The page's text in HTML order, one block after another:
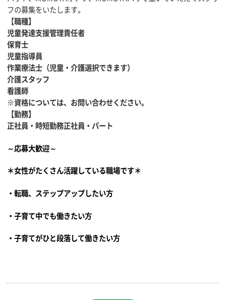
フの募集をいたします。
【職種】
児童発達支援管理責任者
保育士
児童指導員
作業療法士（児童・介護選択できます）
介護スタッフ
看護師
※資格については、お問い合わせください。
【勤務】
正社員・時短勤務正社員・パート
～応募大歓迎～
＊女性がたくさん活躍している職場です＊
・転職、ステップアップしたい方
・子育て中でも働きたい方
・子育てがひと段落して働きたい方